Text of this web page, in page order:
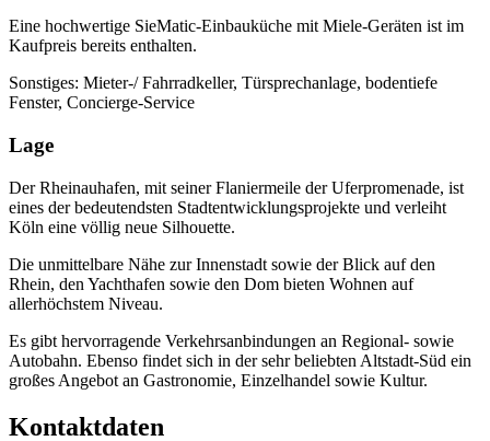
Eine hochwertige SieMatic-Einbauküche mit Miele-Geräten ist im
Kaufpreis bereits enthalten.
Sonstiges: Mieter-/ Fahrradkeller, Türsprechanlage, bodentiefe
Fenster, Concierge-Service
Lage
Der Rheinauhafen, mit seiner Flaniermeile der Uferpromenade, ist
eines der bedeutendsten Stadtentwicklungsprojekte und verleiht
Köln eine völlig neue Silhouette.
Die unmittelbare Nähe zur Innenstadt sowie der Blick auf den
Rhein, den Yachthafen sowie den Dom bieten Wohnen auf
allerhöchstem Niveau.
Es gibt hervorragende Verkehrsanbindungen an Regional- sowie
Autobahn. Ebenso findet sich in der sehr beliebten Altstadt-Süd ein
großes Angebot an Gastronomie, Einzelhandel sowie Kultur.
Kontaktdaten